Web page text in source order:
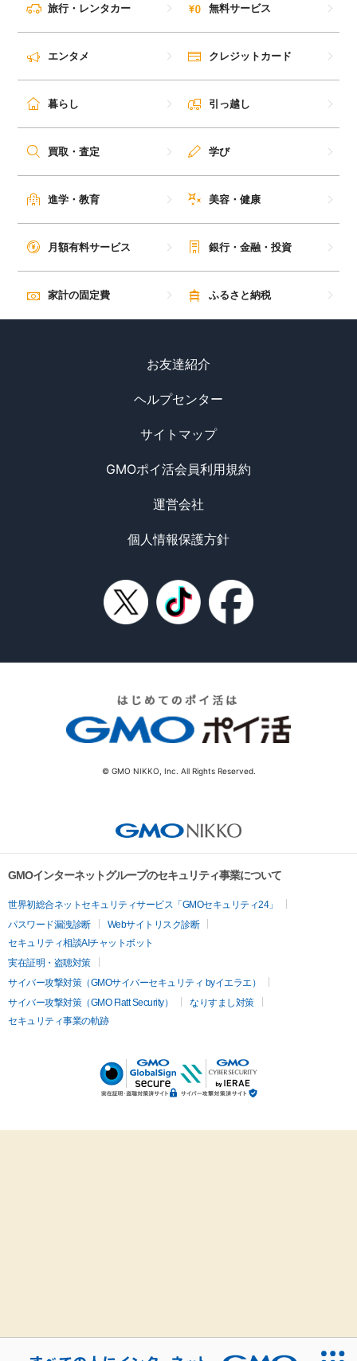
旅行・レンタカー 無料サービス
エンタメ クレジットカード
暮らし 引っ越し
買取・査定 学び
進学・教育 美容・健康
月額有料サービス 銀行・金融・投資
家計の固定費 ふるさと納税
お友達紹介
ヘルプセンター
サイトマップ
GMOポイ活会員利用規約
運営会社
個人情報保護方針
© GMO NIKKO, Inc. All Rights Reserved.
GMOインターネットグループのセキュリティ事業について
世界初総合ネットセキュリティサービス「GMOセキュリティ24」
パスワード漏洩診断
Webサイトリスク診断
セキュリティ相談AIチャットボット
実在証明・盗聴対策
サイバー攻撃対策（GMOサイバーセキュリティ byイエラエ）
サイバー攻撃対策（GMO Flatt Security）
なりすまし対策
セキュリティ事業の軌跡